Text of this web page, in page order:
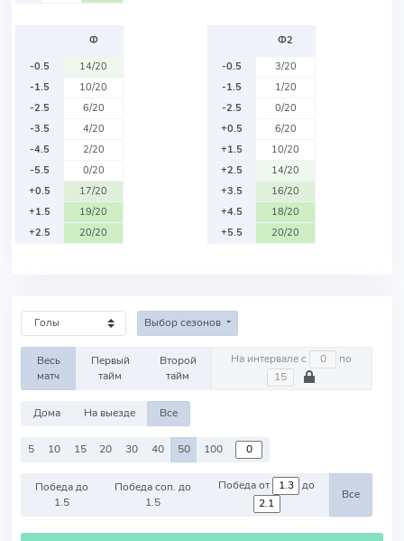
Ф
-0.5
14/20
-1.5
10/20
-2.5
6/20
-3.5
4/20
-4.5
2/20
-5.5
0/20
+0.5
17/20
+1.5
19/20
+2.5
20/20
Ф2
-0.5
3/20
-1.5
1/20
-2.5
0/20
+0.5
6/20
+1.5
10/20
+2.5
14/20
+3.5
16/20
+4.5
18/20
+5.5
20/20
Выбор сезонов
Весь
матч
Первый
тайм
Второй
тайм
На интервале с по
Дома На выезде Все
5 10 15 20 30 40 50 100
Победа до
1.5
Победа соп. до
1.5
Победа от до
Все